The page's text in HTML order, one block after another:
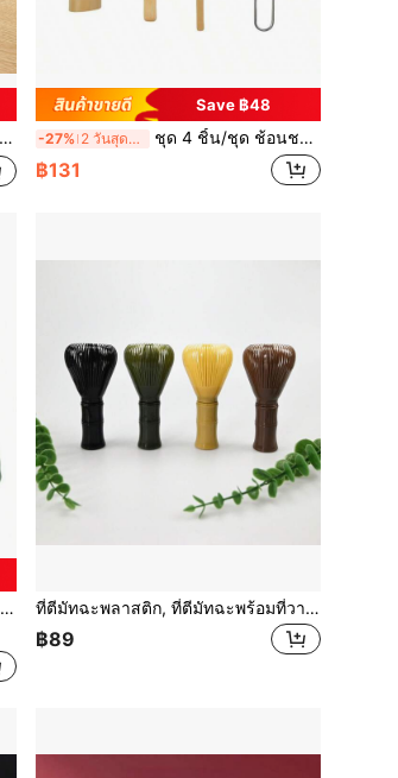
Save ฿48
-27% 2 วันสุดท้าย ชุด 4 ชิ้น/ชุด ช้อนชา ตะกร้อชงชา ช้อนชาและที่ตักชา ที่กรองชา อุปกรณ์ชงชา กลับไปโรงเรียน
฿131
ที่ตีมัทฉะพลาสติก, ที่ตีมัทฉะพร้อมที่วางที่ตี, ที่ตีมัทฉะ, ที่ตีมัทฉะเรซิน, ที่ตีมัทฉะญี่ปุ่นแบบดั้งเดิมทำมือ, สำหรับการเตรียมชาแท้
฿89